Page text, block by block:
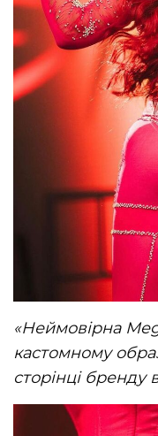
«Неймовірна
кастомному
сторінці бренду